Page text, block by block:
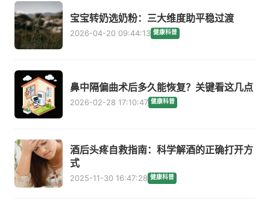
宝宝转奶选奶粉：三大维度助平稳过渡
2026-04-20 09:44:13 健康科普
鼻中隔偏曲术后多久能恢复？关键看这几点
2026-02-28 17:10:47 健康科普
酒后头疼自救指南：科学解酒的正确打开方
式
2025-11-30 16:47:28 健康科普